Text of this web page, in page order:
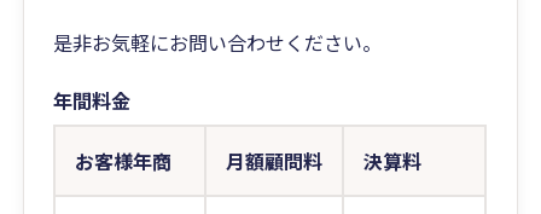
是非お気軽にお問い合わせください。
年間料金
お客様年商 月額顧問料 決算料